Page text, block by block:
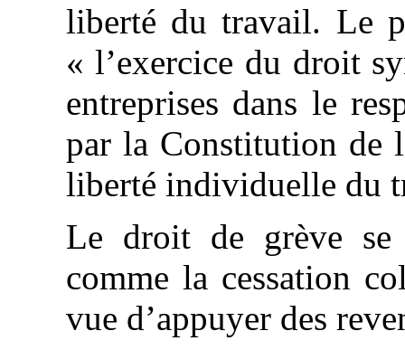
liberté du travail. Le
« l’exercice du droit
entreprises dans le
par la Constitution de
liberté individuelle du
Le droit de grève se
comme la cessation
vue d’appuyer des